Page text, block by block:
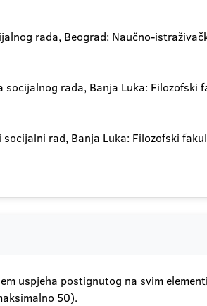
rada, Beograd: Naučno-
socijalnog rada, Banja Luka: Filozofski
socijalni rad, Banja Luka: Filozofski
uspjeha postignutog na svim
50).